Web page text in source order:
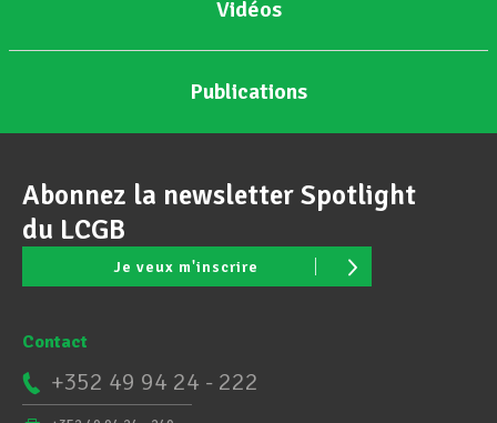
Vidéos
Publications
Abonnez la newsletter Spotlight
du LCGB
Je veux m'inscrire
Contact
+352 49 94 24 - 222